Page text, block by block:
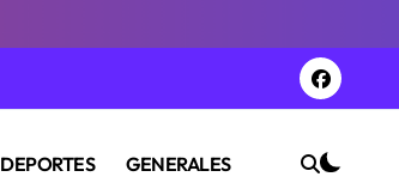
DEPORTES GENERALES